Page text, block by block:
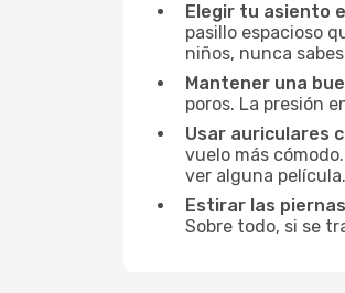
Elegir tu asiento
pasillo espacioso
niños, nunca
Mantener una
poros. La presión
Usar auriculares
vuelo más
ver alguna película.
Estirar las
Sobre todo, si se